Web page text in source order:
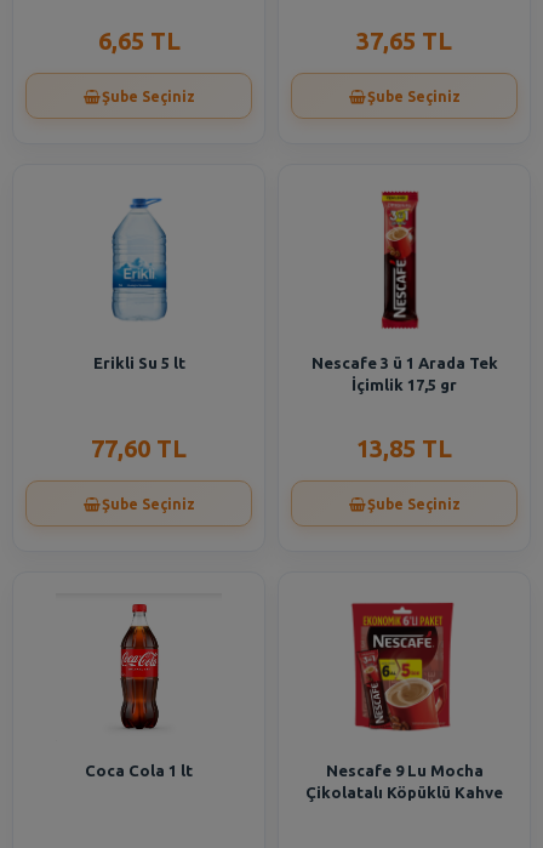
6,65 TL
Şube Seçiniz
37,65 TL
Şube Seçiniz
Erikli Su 5 lt
77,60 TL
Şube Seçiniz
Nescafe 3 ü 1 Arada Tek
İçimlik 17,5 gr
13,85 TL
Şube Seçiniz
Coca Cola 1 lt
Nescafe 9 Lu Mocha
Çikolatalı Köpüklü Kahve